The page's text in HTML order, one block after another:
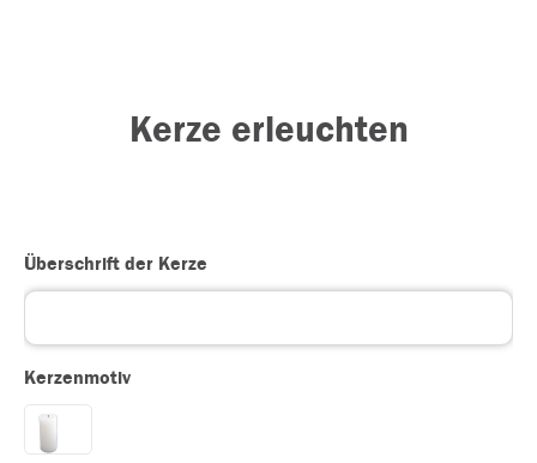
Kerze erleuchten
Überschrift der Kerze
Kerzenmotiv